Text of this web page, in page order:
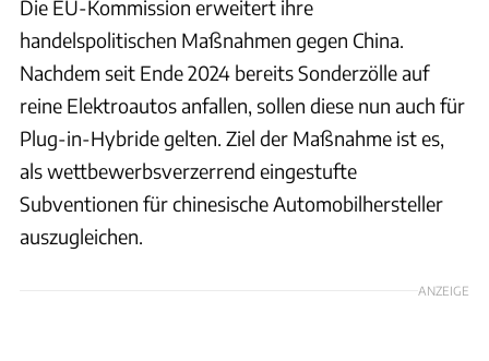
Die EU-Kommission erweitert ihre
handelspolitischen Maßnahmen gegen China.
Nachdem seit Ende 2024 bereits Sonderzölle auf
reine Elektroautos anfallen, sollen diese nun auch für
Plug-in-Hybride gelten. Ziel der Maßnahme ist es,
als wettbewerbsverzerrend eingestufte
Subventionen für chinesische Automobilhersteller
auszugleichen.
ANZEIGE